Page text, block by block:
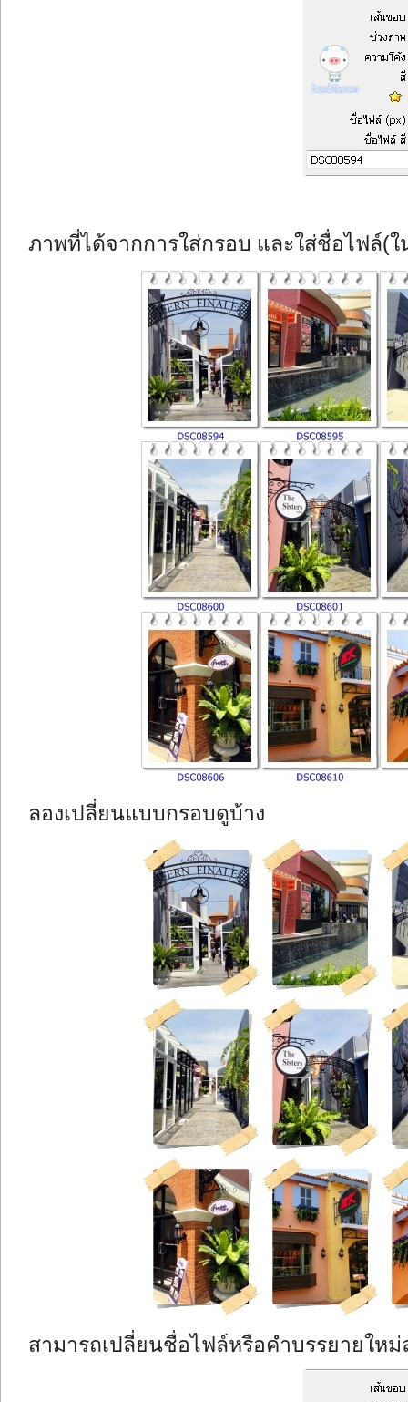
ภาพที่ได้จากการใส่กรอบ และใส่ชื่อไฟล์(
ลองเปลี่ยนแบบกรอบดูบ้าง
สามารถเปลี่ยนชื่อไฟล์หรือคำบรรยายให